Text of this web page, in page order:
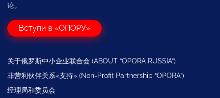
论。
Вступи в «ОПОРУ»
关于俄罗斯中小企业联合会 (ABOUT “OPORA RUSSIA”)
非营利伙伴关系«支持» (Non-Profit Partnership “OPORA”)
经理局和委员会